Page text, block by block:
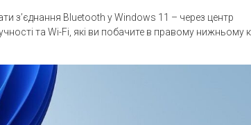
з’єднання Bluetooth у Windows 11 – через центр
та Wi-Fi, які ви побачите в правому нижньому